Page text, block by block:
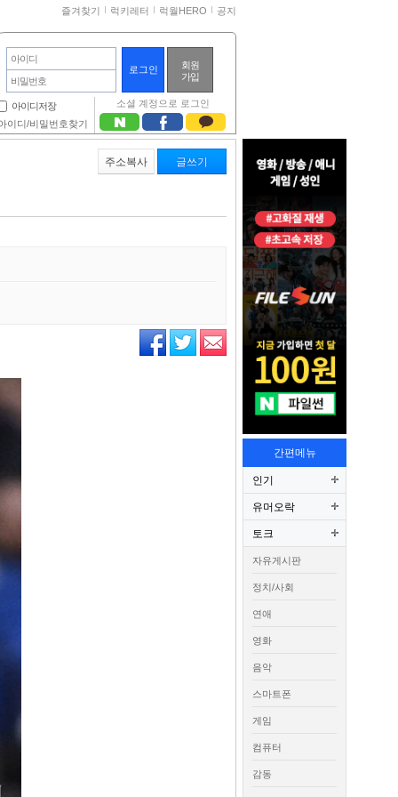
즐겨찾기 럭키레터 럭월HERO 공지
아이디
비밀번호
회원
가입
아이디저장
이디/비밀번호찾기
소셜 계정으로 로그인
간편메뉴
인기
유머오락
토크
자유게시판
정치/사회
연애
영화
음악
스마트폰
게임
컴퓨터
감동
주소복사 글쓰기